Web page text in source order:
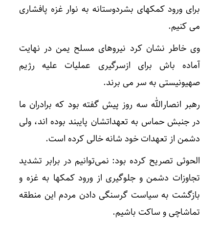
برای ورود کمکهای بشردوستانه به نوار غزه پافشاری
می کنیم.
وی خاطر نشان کرد نیروهای مسلح یمن در نهایت
آماده باش برای ازسرگیری عملیات علیه رژیم
صهیونیستی به سر می برند.
رهبر انصارالله سه روز پیش گفته بود که برادران ما
در جنبش حماس به تعهداتشان پایبند بوده اند، ولی
دشمن از تعهدات خود شانه خالی کرده است.
الحوثی تصریح کرده بود: نمی‌توانیم در برابر تشدید
تجاوزات دشمن و جلوگیری از ورود کمکها به غزه و
بازگشت به سیاست گرسنگی دادن مردم این منطقه
تماشاچی و ساکت باشیم.